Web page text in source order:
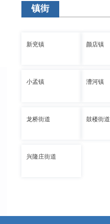
镇街
新兖镇 颜店镇
小孟镇 漕河镇
龙桥街道 鼓楼街道
兴隆庄街道